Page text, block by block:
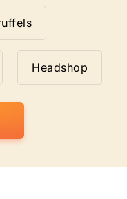
Headshop